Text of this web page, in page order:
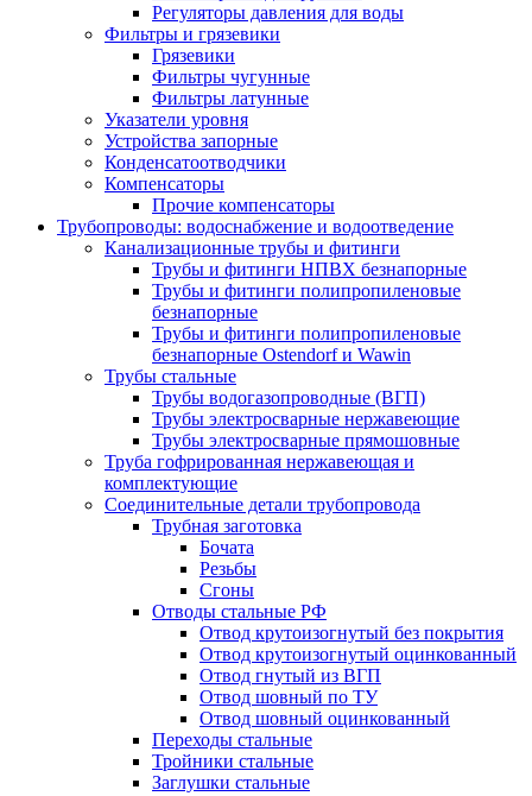
Регуляторы давления для воды
Фильтры и грязевики
Грязевики
Фильтры чугунные
Фильтры латунные
Указатели уровня
Устройства запорные
Конденсатоотводчики
Компенсаторы
Прочие компенсаторы
Трубопроводы: водоснабжение и водоотведение
Канализационные трубы и фитинги
Трубы и фитинги НПВХ безнапорные
Трубы и фитинги полипропиленовые
безнапорные
Трубы и фитинги полипропиленовые
безнапорные Ostendorf и Wawin
Трубы стальные
Трубы водогазопроводные (ВГП)
Трубы электросварные нержавеющие
Трубы электросварные прямошовные
Труба гофрированная нержавеющая и
комплектующие
Соединительные детали трубопровода
Трубная заготовка
Бочата
Резьбы
Сгоны
Отводы стальные РФ
Отвод крутоизогнутый без покрытия
Отвод крутоизогнутый оцинкованный
Отвод гнутый из ВГП
Отвод шовный по ТУ
Отвод шовный оцинкованный
Переходы стальные
Тройники стальные
Заглушки стальные